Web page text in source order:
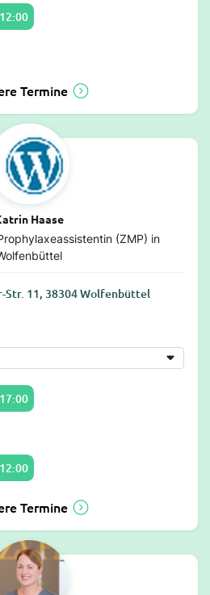
12:00
Termine
Haase
(ZMP) in
Str. 11, 38304 Wolfenbüttel
17:00
12:00
Termine